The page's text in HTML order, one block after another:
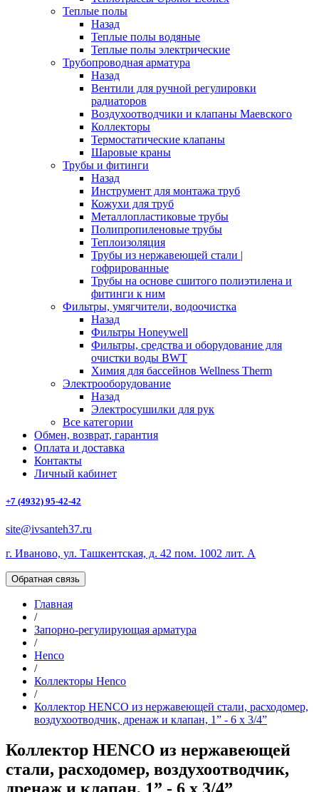
Теплые полы
Назад
Теплые полы водяные
Теплые полы электрические
Трубопроводная арматура
Назад
Вентили для ручной регулировки
радиаторов
Воздухоотводчики и клапаны Маевского
Коллекторы
Термостатические клапаны
Шаровые краны
Трубы и фитинги
Назад
Инструмент для монтажа труб
Кожухи для труб
Металлопластиковые трубы
Полипропиленовые трубы
Теплоизоляция
Трубы из нержавеющей стали |
гофрированные
Трубы на основе сшитого полиэтилена и
фитинги к ним
Фильтры, умягчители, водоочистка
Назад
Фильтры Honeywell
Фильтры, средства и оборудование для
очистки воды BWT
Химия для бассейнов Wellness Therm
Электрооборудование
Назад
Электросушилки для рук
Все категории
Обмен, возврат, гарантия
Оплата и доставка
Контакты
Личный кабинет
+7 (4932) 95-42-42
site@ivsanteh37.ru
г. Иваново, ул. Ташкентская, д. 42 пом. 1002 лит. А
Обратная связь
Главная
/
Запорно-регулирующая арматура
/
Henco
/
Коллекторы Henco
/
Коллектор HENCO из нержавеющей стали, расходомер,
воздухоотводчик, дренаж и клапан, 1” - 6 x 3/4”
Коллектор HENCO из нержавеющей
стали, расходомер, воздухоотводчик,